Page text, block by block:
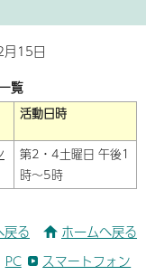
15日
覧
活動日時
第2・4土曜日 午後1
時～5時
戻る ホームへ戻る
PC スマートフォン